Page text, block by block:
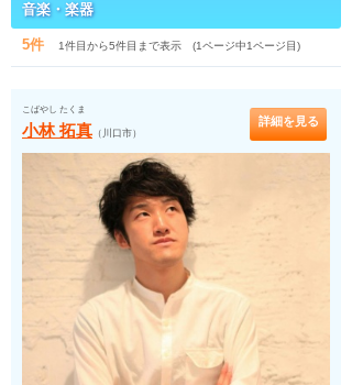
音楽・楽器
5件 1件目から5件目まで表示 (1ページ中1ページ目)
こばやし たくま
小林 拓真 （川口市）
詳細を見る